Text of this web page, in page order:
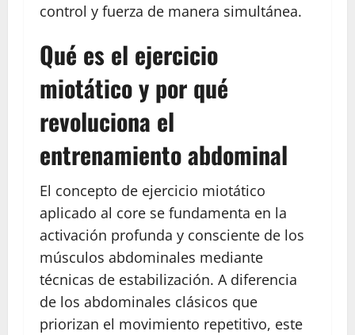
control y fuerza de manera simultánea.
Qué es el ejercicio
miotático y por qué
revoluciona el
entrenamiento abdominal
El concepto de ejercicio miotático
aplicado al core se fundamenta en la
activación profunda y consciente de los
músculos abdominales mediante
técnicas de estabilización. A diferencia
de los abdominales clásicos que
priorizan el movimiento repetitivo, este